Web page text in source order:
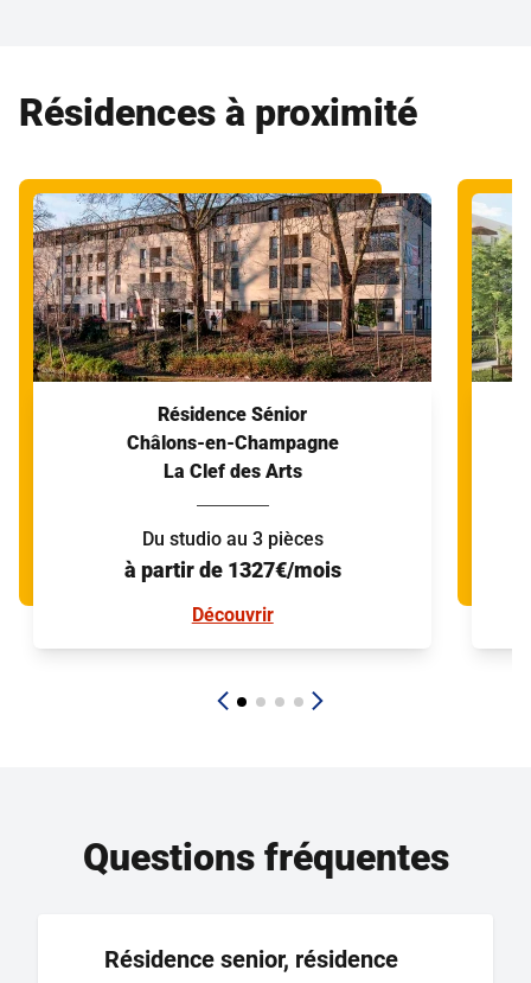
Résidences à proximité
Résidence Sénior
Châlons-en-Champagne
La Clef des Arts
Du studio au 3 pièces
à partir de 1327€/mois
Découvrir
Questions fréquentes
Résidence senior, résidence